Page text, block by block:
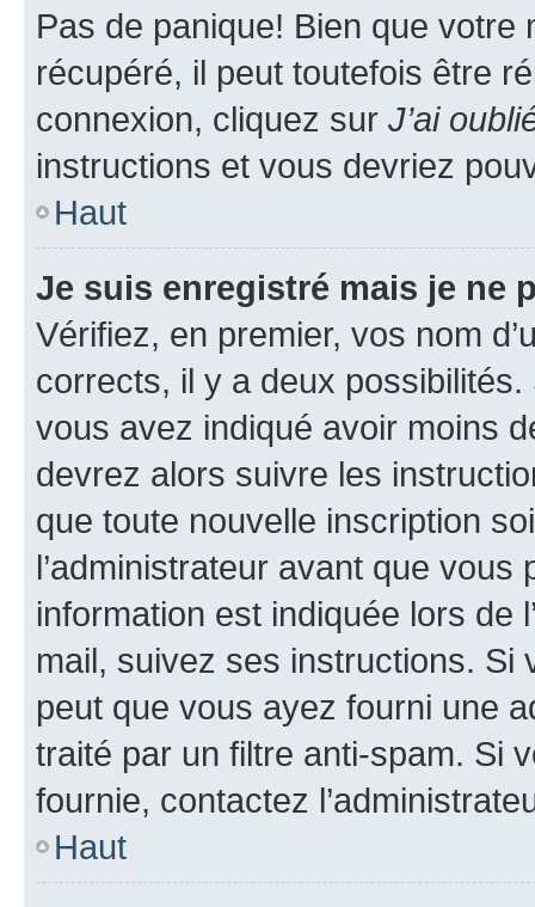
Pas de panique! Bien que
récupéré, il peut toutefois être
connexion, cliquez sur J’ai
instructions et vous devriez
Haut
Je suis enregistré mais je ne
Vérifiez, en premier, vos nom
corrects, il y a deux
vous avez indiqué avoir moins
devrez alors suivre les
que toute nouvelle inscription
l’administrateur avant que
information est indiquée lors de
mail, suivez ses instructions. Si
peut que vous ayez fourni une
traité par un filtre anti-spam. Si
fournie, contactez
Haut